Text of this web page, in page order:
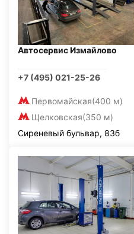
Автосервис Измайлово
+7 (495) 021-25-26
Первомайская(400 м)
Щелковская(350 м)
Сиреневый бульвар, 83б